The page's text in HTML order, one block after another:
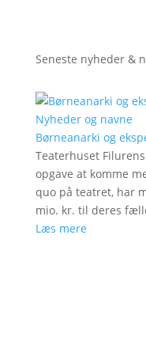
Seneste nyheder &
Nyheder og navne
Børneanarki og
Teaterhuset
opgave at komme
quo på teatret, har
mio. kr. til deres
Læs mere